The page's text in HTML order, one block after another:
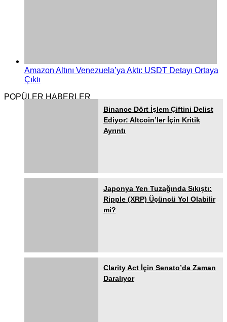
Amazon Altını Venezuela’ya Aktı: USDT Detayı Ortaya
Çıktı
POPÜLER HABERLER
Binance Dört İşlem Çiftini Delist
Ediyor: Altcoin’ler İçin Kritik
Ayrıntı
Japonya Yen Tuzağında Sıkıştı:
Ripple (XRP) Üçüncü Yol Olabilir
mi?
Clarity Act İçin Senato’da Zaman
Daralıyor